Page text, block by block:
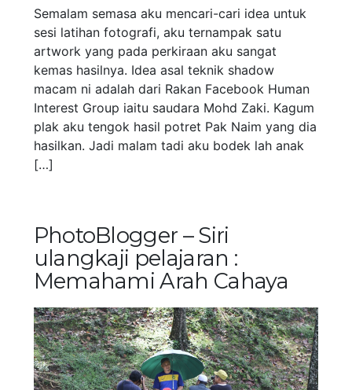
Semalam semasa aku mencari-cari idea untuk
sesi latihan fotografi, aku ternampak satu
artwork yang pada perkiraan aku sangat
kemas hasilnya. Idea asal teknik shadow
macam ni adalah dari Rakan Facebook Human
Interest Group iaitu saudara Mohd Zaki. Kagum
plak aku tengok hasil potret Pak Naim yang dia
hasilkan. Jadi malam tadi aku bodek lah anak
[…]
PhotoBlogger – Siri
ulangkaji pelajaran :
Memahami Arah Cahaya